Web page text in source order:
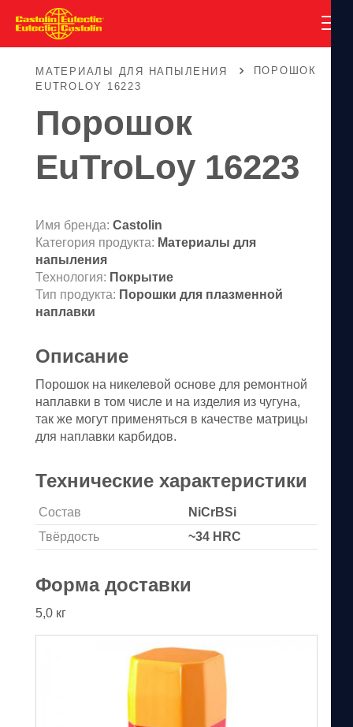
МАТЕРИАЛЫ ДЛЯ НАПЫЛЕНИЯ
ПОРОШОК
EUTROLOY 16223
Порошок
EuTroLoy 16223
Имя бренда: Castolin
Категория продукта: Материалы для
напыления
Технология: Покрытие
Тип продукта: Порошки для плазменной
наплавки
Описание
Порошок на никелевой основе для ремонтной
наплавки в том числе и на изделия из чугуна,
так же могут применяться в качестве матрицы
для наплавки карбидов.
Технические характеристики
Состав
NiCrBSi
Твёрдость
~34 HRC
Форма доставки
5,0 кг